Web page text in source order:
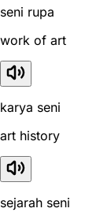
seni rupa
work of art
karya seni
art history
sejarah seni